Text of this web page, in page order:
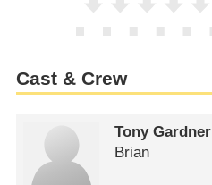
Cast & Crew
Tony Gardner
Brian